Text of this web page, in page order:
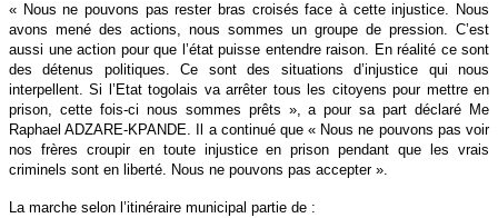
« Nous ne pouvons pas rester bras croisés face à cette injustice. Nous
avons mené des actions, nous sommes un groupe de pression. C’est
aussi une action pour que l’état puisse entendre raison. En réalité ce sont
des détenus politiques. Ce sont des situations d’injustice qui nous
interpellent. Si l’Etat togolais va arrêter tous les citoyens pour mettre en
prison, cette fois-ci nous sommes prêts », a pour sa part déclaré Me
Raphael ADZARE-KPANDE. Il a continué que « Nous ne pouvons pas voir
nos frères croupir en toute injustice en prison pendant que les vrais
criminels sont en liberté. Nous ne pouvons pas accepter ».
La marche selon l’itinéraire municipal partie de :